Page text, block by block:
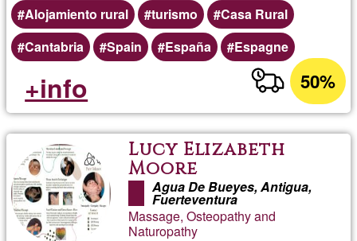
Alojamiento rural
turismo
Casa Rural
Cantabria
Spain España Espagne
50%
+info
Lucy Elizabeth
Moore
Agua De Bueyes, Antigua,
Fuerteventura
Massage, Osteopathy and
Naturopathy